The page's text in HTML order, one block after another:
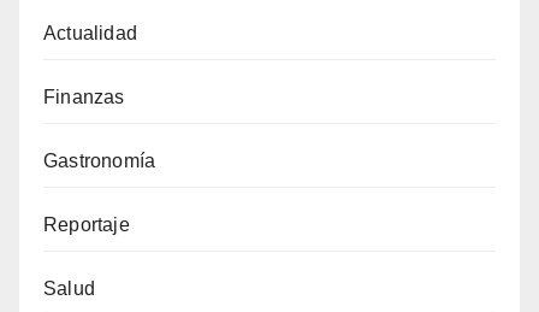
Actualidad
Finanzas
Gastronomía
Reportaje
Salud